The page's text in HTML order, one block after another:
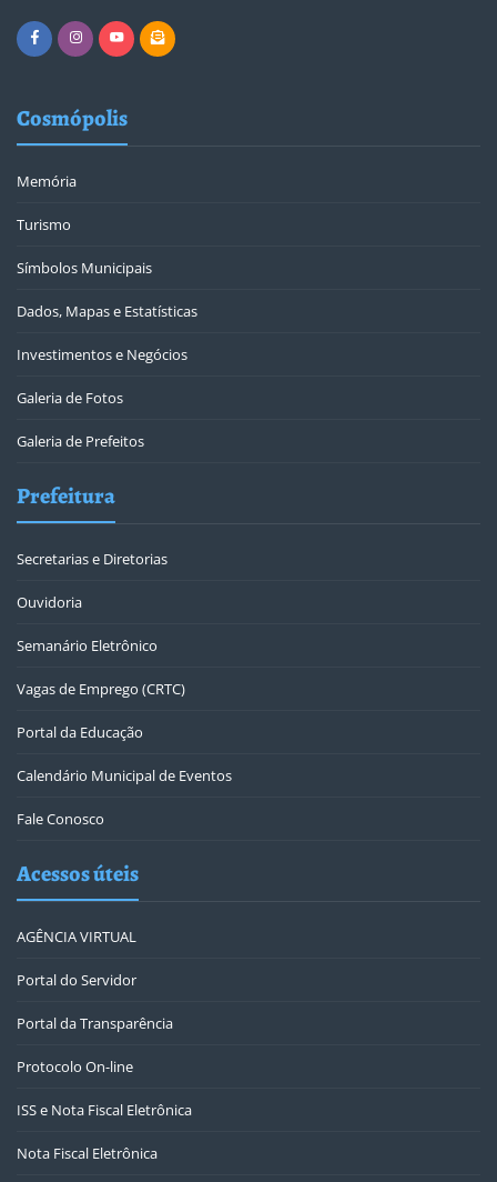
Cosmópolis
Memória
Turismo
Símbolos Municipais
Dados, Mapas e Estatísticas
Investimentos e Negócios
Galeria de Fotos
Galeria de Prefeitos
Prefeitura
Secretarias e Diretorias
Ouvidoria
Semanário Eletrônico
Vagas de Emprego (CRTC)
Portal da Educação
Calendário Municipal de Eventos
Fale Conosco
Acessos úteis
AGÊNCIA VIRTUAL
Portal do Servidor
Portal da Transparência
Protocolo On-line
ISS e Nota Fiscal Eletrônica
Nota Fiscal Eletrônica